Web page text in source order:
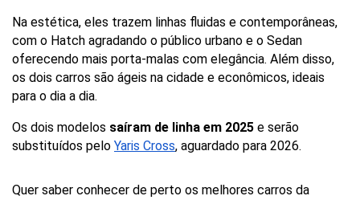
Na estética, eles trazem linhas fluidas e contemporâneas,
com o Hatch agradando o público urbano e o Sedan
oferecendo mais porta-malas com elegância. Além disso,
os dois carros são ágeis na cidade e econômicos, ideais
para o dia a dia.
Os dois modelos saíram de linha em 2025 e serão
substituídos pelo Yaris Cross, aguardado para 2026.
Quer saber conhecer de perto os melhores carros da